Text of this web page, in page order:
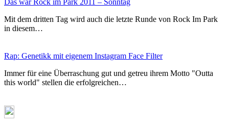
Das war Rock im Park 2011 – Sonntag
Mit dem dritten Tag wird auch die letzte Runde von Rock Im Park
in diesem…
Rap: Genetikk mit eigenem Instagram Face Filter
Immer für eine Überraschung gut und getreu ihrem Motto "Outta
this world" stellen die erfolgreichen…